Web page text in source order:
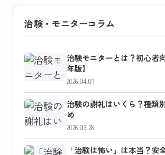
治験・モニターコラム
治験モニターとは？初心者
年版】
2026.04.01
治験の謝礼はいくら？種類
め
2026.03.28
「治験は怖い」は本当？安